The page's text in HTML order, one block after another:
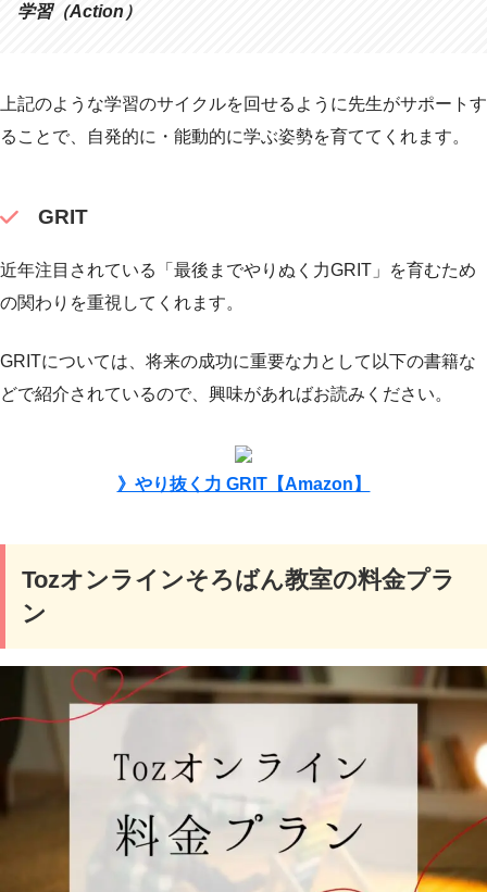
学習（Action）
上記のような学習のサイクルを回せるように先生がサポートす
ることで、自発的に・能動的に学ぶ姿勢を育ててくれます。
GRIT
近年注目されている「最後までやりぬく力GRIT」を育むため
の関わりを重視してくれます。
GRITについては、将来の成功に重要な力として以下の書籍な
どで紹介されているので、興味があればお読みください。
》やり抜く力 GRIT【Amazon】
Tozオンラインそろばん教室の料金プラ
ン